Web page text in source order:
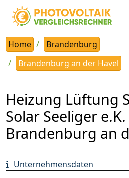
Home
Brandenburg
Brandenburg an der Havel
Heizung Lüftung
Solar Seeliger
Brandenburg an
Unternehmensdaten